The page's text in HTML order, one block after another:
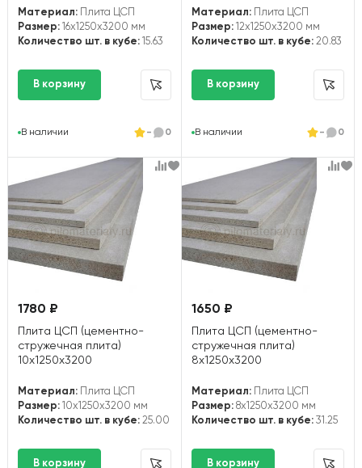
Материал: Плита ЦСП
Размер: 16x1250x3200 мм
Количество шт. в кубе: 15.63
В наличии - 0
Материал:Плита ЦСП
Размер:12x1250x3200 мм
Количество шт. в кубе:20.83
В наличии - 0
1780 ₽
Плита ЦСП (цементно-
стружечная плита)
10х1250х3200
Материал: Плита ЦСП
Размер: 10x1250x3200 мм
Количество шт. в кубе: 25.00
1650 ₽
Плита ЦСП (цементно-
стружечная плита)
8х1250х3200
Материал:Плита ЦСП
Размер:8x1250x3200 мм
Количество шт. в кубе:31.25